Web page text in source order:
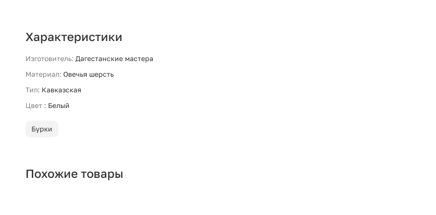
Характеристики
Изготовитель: Дагестанские мастера
Материал: Овечья шерсть
Тип: Кавказская
Цвет : Белый
Бурки
Похожие товары